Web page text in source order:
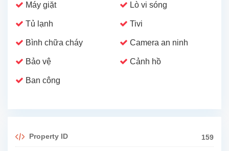
Máy giặt Lò vi sóng
Tủ lạnh Tivi
Bình chữa cháy Camera an ninh
Bảo vệ Cảnh hồ
Ban công
Property ID 159